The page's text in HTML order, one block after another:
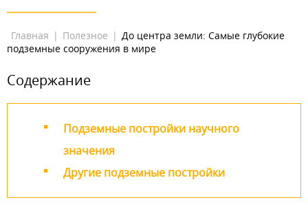
Главная | Полезное | До центра земли: Самые глубокие
подземные сооружения в мире
Содержание
Подземные постройки научного
значения
Другие подземные постройки